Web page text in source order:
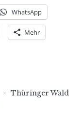
WhatsApp
Mehr
Thüringer Wald